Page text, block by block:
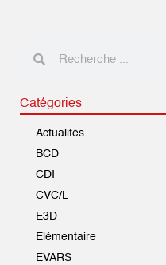
Catégories
Actualités
BCD
CDI
CVC/L
E3D
Elémentaire
EVARS